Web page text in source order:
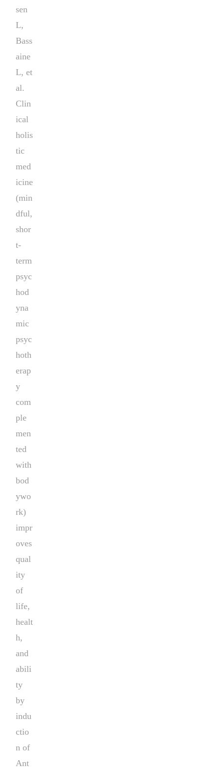
sen
L,
Bass
aine
L, et
al.
Clin
ical
holis
tic
med
icine
(min
dful,
shor
t-
term
psyc
hod
yna
mic
psyc
hoth
erap
y
com
ple
men
ted
with
bod
ywo
rk)
impr
oves
qual
ity
of
life,
healt
h,
and
abili
ty
by
indu
ctio
n of
Ant